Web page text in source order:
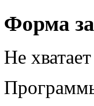
Форма
Не